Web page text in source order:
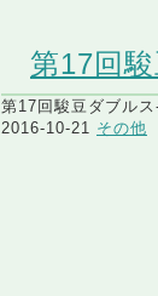
第17回
第17回駿豆ダブル
2016-10-21 その他